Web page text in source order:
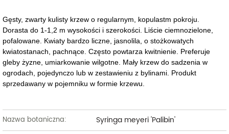
Gęsty, zwarty kulisty krzew o regularnym, kopulastm pokroju.
Dorasta do 1-1,2 m wysokości i szerokości. Liście ciemnozielone,
pofalowane. Kwiaty bardzo liczne, jasnolila, o stożkowatych
kwiatostanach, pachnące. Często powtarza kwitnienie. Preferuje
gleby żyzne, umiarkowanie wilgotne. Mały krzew do sadzenia w
ogrodach, pojedynczo lub w zestawieniu z bylinami. Produkt
sprzedawany w pojemniku w formie krzewu.
Nazwa botaniczna: Syringa meyeri 'Palibin'